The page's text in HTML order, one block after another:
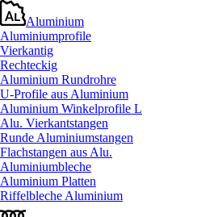
Aluminium
Aluminiumprofile
Vierkantig
Rechteckig
Aluminium Rundrohre
U-Profile aus Aluminium
Aluminium Winkelprofile L
Alu. Vierkantstangen
Runde Aluminiumstangen
Flachstangen aus Alu.
Aluminiumbleche
Aluminium Platten
Riffelbleche Aluminium